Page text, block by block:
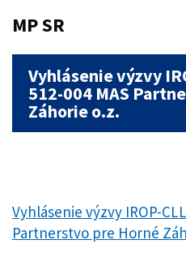
MP SR
Vyhlásenie výzvy
512-004 MAS
Záhorie o.z.
Vyhlásenie výzvy IROP-
Partnerstvo pre Horné